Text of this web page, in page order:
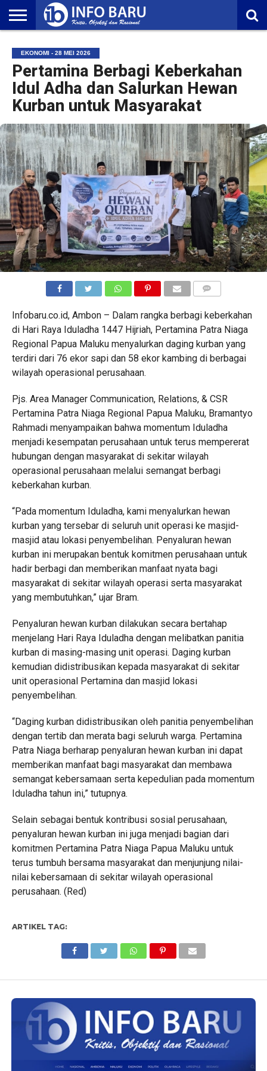
NASIONAL
AMBONIA
MALUKU
EKONOMI
POLITIK
OLAHRAGA
LIFESTYLE
REDAKSI
EKONOMI - 28 MEI 2026
Pertamina Berbagi Keberkahan
Idul Adha dan Salurkan Hewan
Kurban untuk Masyarakat
Infobaru.co.id, Ambon – Dalam rangka berbagi keberkahan
di Hari Raya Iduladha 1447 Hijriah, Pertamina Patra Niaga
Regional Papua Maluku menyalurkan daging kurban yang
terdiri dari 76 ekor sapi dan 58 ekor kambing di berbagai
wilayah operasional perusahaan.
Pjs. Area Manager Communication, Relations, & CSR
Pertamina Patra Niaga Regional Papua Maluku, Bramantyo
Rahmadi menyampaikan bahwa momentum Iduladha
menjadi kesempatan perusahaan untuk terus mempererat
hubungan dengan masyarakat di sekitar wilayah
operasional perusahaan melalui semangat berbagi
keberkahan kurban.
“Pada momentum Iduladha, kami menyalurkan hewan
kurban yang tersebar di seluruh unit operasi ke masjid-
masjid atau lokasi penyembelihan. Penyaluran hewan
kurban ini merupakan bentuk komitmen perusahaan untuk
hadir berbagi dan memberikan manfaat nyata bagi
masyarakat di sekitar wilayah operasi serta masyarakat
yang membutuhkan,” ujar Bram.
Penyaluran hewan kurban dilakukan secara bertahap
menjelang Hari Raya Iduladha dengan melibatkan panitia
kurban di masing-masing unit operasi. Daging kurban
kemudian didistribusikan kepada masyarakat di sekitar
unit operasional Pertamina dan masjid lokasi
penyembelihan.
“Daging kurban didistribusikan oleh panitia penyembelihan
dengan tertib dan merata bagi seluruh warga. Pertamina
Patra Niaga berharap penyaluran hewan kurban ini dapat
memberikan manfaat bagi masyarakat dan membawa
semangat kebersamaan serta kepedulian pada momentum
Iduladha tahun ini,” tutupnya.
Selain sebagai bentuk kontribusi sosial perusahaan,
penyaluran hewan kurban ini juga menjadi bagian dari
komitmen Pertamina Patra Niaga Papua Maluku untuk
terus tumbuh bersama masyarakat dan menjunjung nilai-
nilai kebersamaan di sekitar wilayah operasional
perusahaan. (Red)
ARTIKEL TAG: